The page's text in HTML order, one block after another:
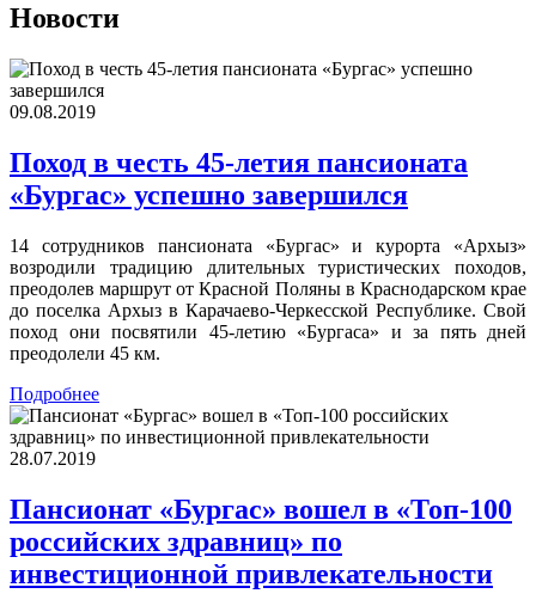
Новости
09.08.2019
Поход в честь 45-летия пансионата
«Бургас» успешно завершился
14 сотрудников пансионата «Бургас» и курорта «Архыз»
возродили традицию длительных туристических походов,
преодолев маршрут от Красной Поляны в Краснодарском крае
до поселка Архыз в Карачаево-Черкесской Республике. Свой
поход они посвятили 45-летию «Бургаса» и за пять дней
преодолели 45 км.
Подробнее
28.07.2019
Пансионат «Бургас» вошел в «Топ-100
российских здравниц» по
инвестиционной привлекательности